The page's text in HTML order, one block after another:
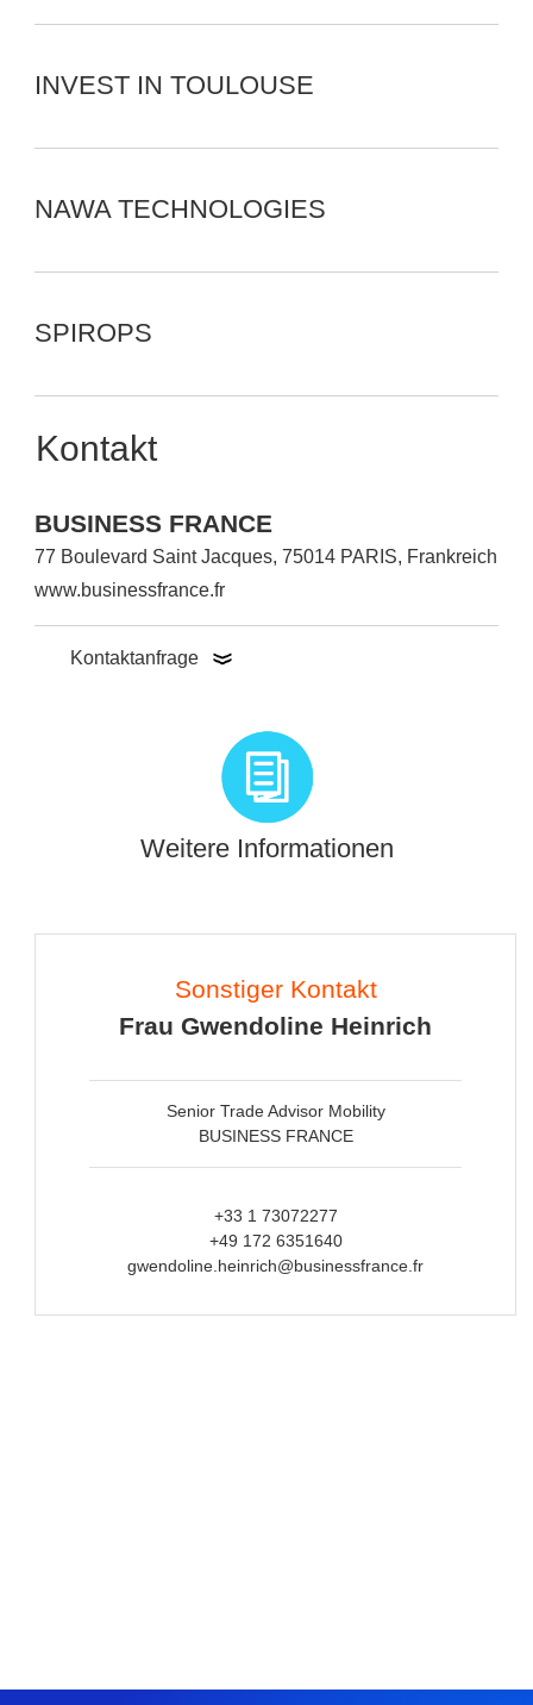
INVEST IN TOULOUSE
NAWA TECHNOLOGIES
SPIROPS
Kontakt
BUSINESS FRANCE
77 Boulevard Saint Jacques, 75014 PARIS, Frankreich
www.businessfrance.fr
Kontaktanfrage
Weitere Informationen
Sonstiger Kontakt
Frau Gwendoline Heinrich
Senior Trade Advisor Mobility
BUSINESS FRANCE
+33 1 73072277
+49 172 6351640
gwendoline.heinrich@businessfrance.fr